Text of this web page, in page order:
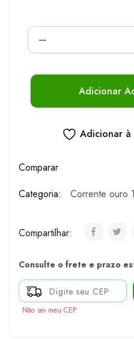
Adicionar
Adicionar à
Comparar
Categoria:
Corrente ouro
Compartilhar:
Consulte o frete e prazo
Não sei meu CEP